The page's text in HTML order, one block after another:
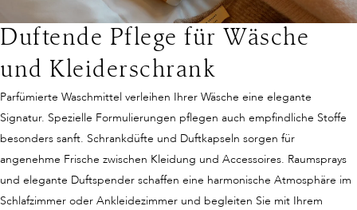
Duftende Pflege für Wäsche
und Kleiderschrank
Parfümierte Waschmittel verleihen Ihrer Wäsche eine elegante
Signatur. Spezielle Formulierungen pflegen auch empfindliche Stoffe
besonders sanft. Schrankdüfte und Duftkapseln sorgen für
angenehme Frische zwischen Kleidung und Accessoires. Raumsprays
und elegante Duftspender schaffen eine harmonische Atmosphäre im
Schlafzimmer oder Ankleidezimmer und begleiten Sie mit Ihrem